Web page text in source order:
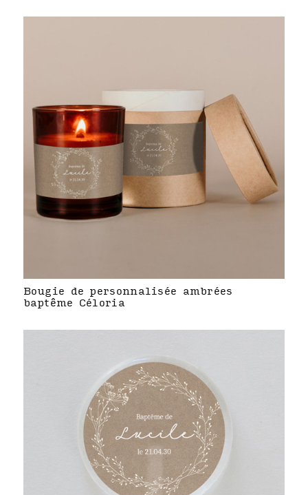
Bougie de personnalisée ambrées
baptême Céloria